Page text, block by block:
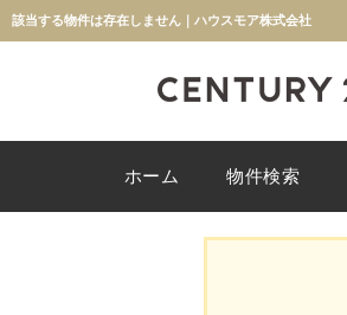
該当する物件は存在しません｜ハウスモア株式会社
ホーム 物件検索